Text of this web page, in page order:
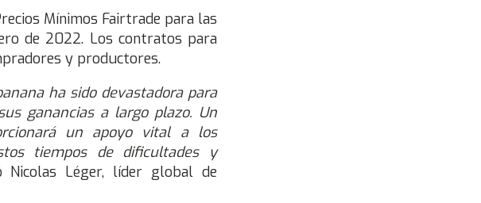
Mínimos Fairtrade para las
de 2022. Los contratos para
y productores.
ha sido devastadora para
ganancias a largo plazo. Un
un apoyo vital a los
tiempos de dificultades y
Nicolas Léger, líder global de